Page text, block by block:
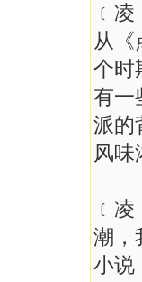
﹝
从
个时
有一
派的
风
﹝
潮，
小说